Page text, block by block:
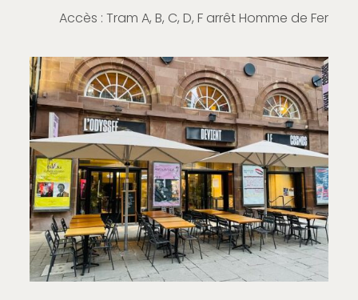
Accès : Tram A, B, C, D, F arrêt Homme de Fer